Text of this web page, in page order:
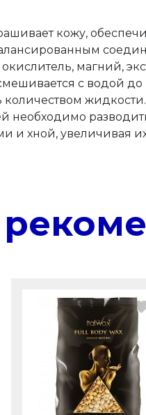
кожу,
магний,
с водой до
количеством
и хной, увеличивая их